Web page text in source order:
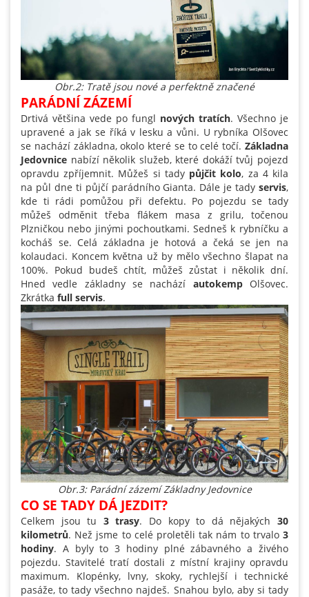
Obr.2: Tratě jsou nové a perfektně značené
PARÁDNÍ ZÁZEMÍ
Drtivá většina vede po fungl nových tratích. Všechno je
upravené a jak se říká v lesku a vůni. U rybníka Olšovec
se nachází základna, okolo které se to celé točí. Základna
Jedovnice nabízí několik služeb, které dokáží tvůj pojezd
opravdu zpříjemnit. Můžeš si tady půjčit kolo, za 4 kila
na půl dne ti půjčí parádního Gianta. Dále je tady servis,
kde ti rádi pomůžou při defektu. Po pojezdu se tady
můžeš odměnit třeba flákem masa z grilu, točenou
Plzničkou nebo jinými pochoutkami. Sedneš k rybníčku a
kocháš se. Celá základna je hotová a čeká se jen na
kolaudaci. Koncem května už by mělo všechno šlapat na
100%. Pokud budeš chtít, můžeš zůstat i několik dní.
Hned vedle základny se nachází autokemp Olšovec.
Zkrátka full servis.
Obr.3: Parádní zázemí Základny Jedovnice
CO SE TADY DÁ JEZDIT?
Celkem jsou tu 3 trasy. Do kopy to dá nějakých30
kilometrů. Než jsme to celé proletěli tak nám to trvalo 3
hodiny. A byly to 3 hodiny plné zábavného a živého
pojezdu. Stavitelé tratí dostali z místní krajiny opravdu
maximum. Klopénky, lvny, skoky, rychlejší i technické
pasáže, to tady všechno najdeš. Snahou bylo, aby si tady